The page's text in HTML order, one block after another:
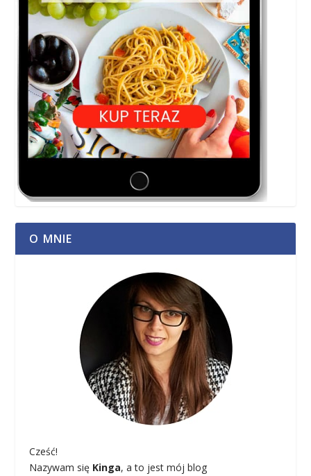
O MNIE
Cześć!
Nazywam się Kinga, a to jest mój blog